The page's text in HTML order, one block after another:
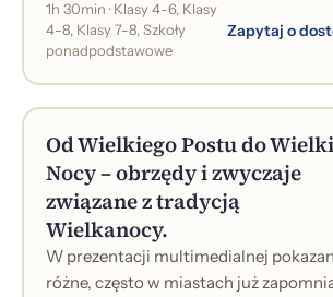
bożonarodzeniowej. Czy na Dolnym...
1h 30min · Klasy 4-6, Klasy
4-8, Klasy 7-8, Szkoły
ponadpodstawowe
Zapytaj o
Od Wielkiego Postu do
Nocy – obrzędy i zwyczaje
związane z tradycją
Wielkanocy.
W prezentacji multimedialnej
różne, często w miastach już